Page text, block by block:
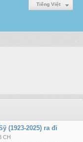
Tiếng Việt
(1923-2025) ra đi
CH